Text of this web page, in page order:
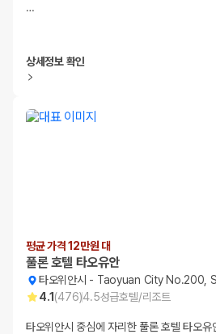
…
상세정보 확인
평균 가격 12만원 대
풀론 호텔 타오유안
타오위안시 - Taoyuan City No.200,
4.1 (476)4.5성급호텔/리조트
타오위안시 중심에 자리한 풀론 호텔 타오